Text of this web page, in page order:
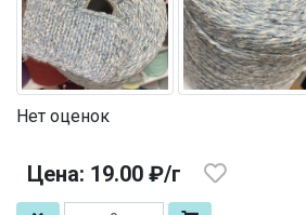
Нет оценок
Цена: 19.00 ₽/г